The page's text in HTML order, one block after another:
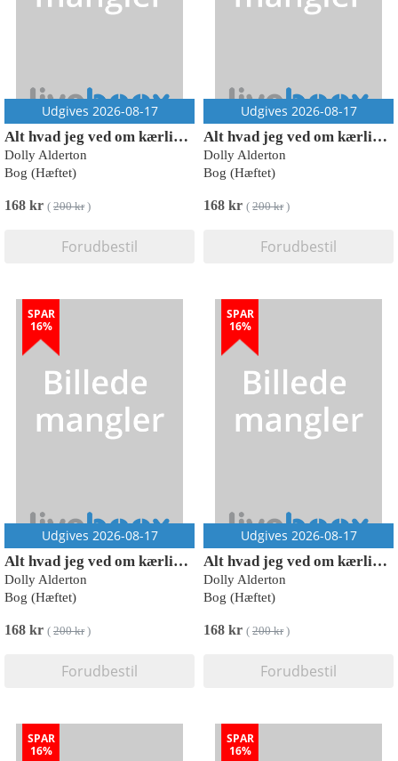
Udgives 2026-08-17
Alt hvad jeg ved om kærlighed
Dolly Alderton
Bog (Hæftet)
168 kr ( 200 kr)
Forudbestil
Udgives 2026-08-17
Alt hvad jeg ved om kærlighed
Dolly Alderton
Bog (Hæftet)
168 kr ( 200 kr)
Forudbestil
SPAR
16%
Udgives 2026-08-17
Alt hvad jeg ved om kærlighed
Dolly Alderton
Bog (Hæftet)
168 kr ( 200 kr)
Forudbestil
SPAR
16%
Udgives 2026-08-17
Alt hvad jeg ved om kærlighed
Dolly Alderton
Bog (Hæftet)
168 kr ( 200 kr)
Forudbestil
SPAR
16%
SPAR
16%